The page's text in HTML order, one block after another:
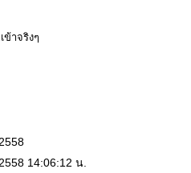
ข้าจริงๆ
14:06:12 น.